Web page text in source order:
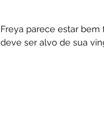
Freya parece estar
deve ser alvo de sua